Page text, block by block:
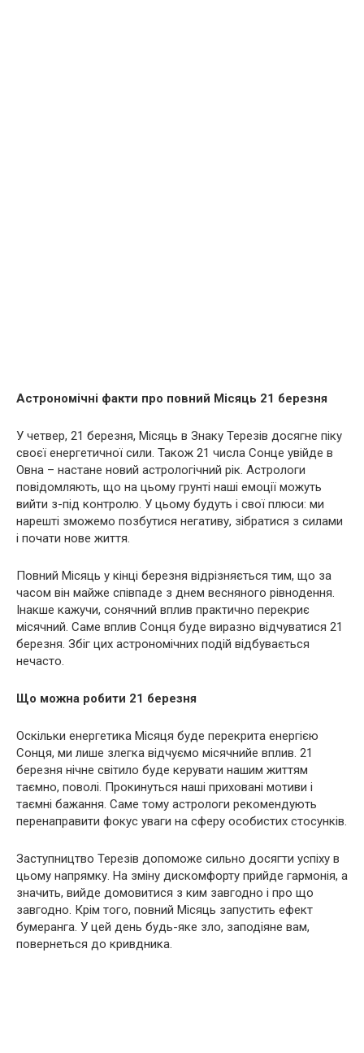
Астрономічні факти про повний Місяць 21 березня
У четвер, 21 березня, Місяць в Знаку Терезів досягне піку
своєї енергетичної сили. Також 21 числа Сонце увійде в
Овна – настане новий астрологічний рік. Астрологи
повідомляють, що на цьому грунті наші емоції можуть
вийти з-під контролю. У цьому будуть і свої плюси: ми
нарешті зможемо позбутися негативу, зібратися з силами
і почати нове життя.
Повний Місяць у кінці березня відрізняється тим, що за
часом він майже співпаде з днем ​​весняного рівнодення.
Інакше кажучи, сонячний вплив практично перекриє
місячний. Саме вплив Сонця буде виразно відчуватися 21
березня. Збіг цих астрономічних подій відбувається
нечасто.
Що можна робити 21 березня
Оскільки енергетика Місяця буде перекрита енергією
Сонця, ми лише злегка відчуємо місячнийе вплив. 21
березня нічне світило буде керувати нашим життям
таємно, поволі. Прокинуться наші приховані мотиви і
таємні бажання. Саме тому астрологи рекомендують
перенаправити фокус уваги на сферу особистих стосунків.
Заступництво Терезів допоможе сильно досягти успіху в
цьому напрямку. На зміну дискомфорту прийде гармонія, а
значить, вийде домовитися з ким завгодно і про що
завгодно. Крім того, повний Місяць запустить ефект
бумеранга. У цей день будь-яке зло, заподіяне вам,
повернеться до кривдника.